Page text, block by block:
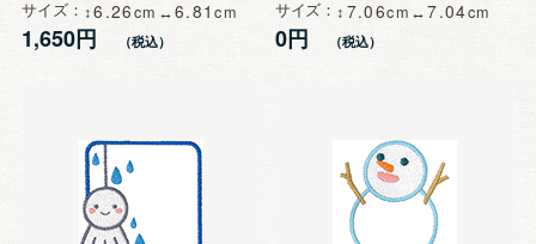
サイズ 6.26 6.81
1,650円
サイズ 7.06 7.04
0円